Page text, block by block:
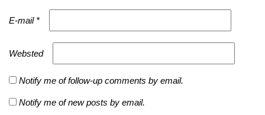
E-mail *
Websted
Notify me of follow-up comments by email.
Notify me of new posts by email.